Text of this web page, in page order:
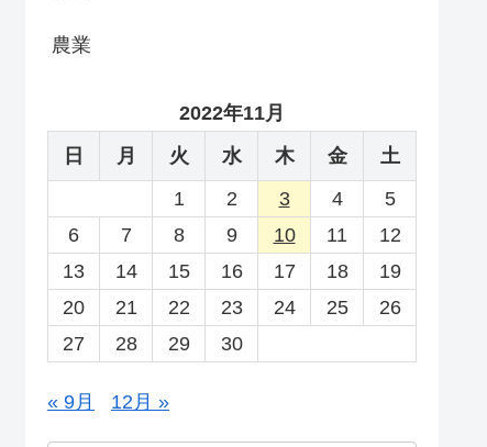
農業
2022年11月
日
月 火 水 木 金
土
1
2 3 4
5
6
7 8 9 10 11
12
13
14 15 16 17 18
19
20
21 22 23 24 25
26
27
28 29 30
« 9月 12月 »